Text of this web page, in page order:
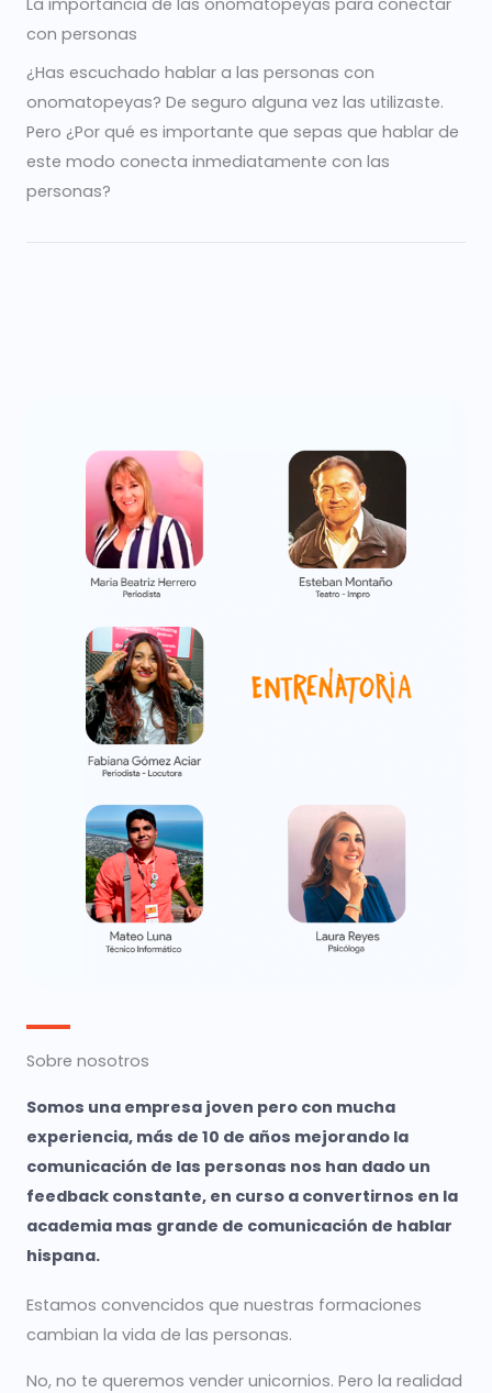
La importancia de las onomatopeyas para conectar
con personas
¿Has escuchado hablar a las personas con
onomatopeyas? De seguro alguna vez las utilizaste.
Pero ¿Por qué es importante que sepas que hablar de
este modo conecta inmediatamente con las
personas?
Sobre nosotros
Somos una empresa joven pero con mucha
experiencia, más de 10 de años mejorando la
comunicación de las personas nos han dado un
feedback constante, en curso a convertirnos en la
academia mas grande de comunicación de hablar
hispana.
Estamos convencidos que nuestras formaciones
cambian la vida de las personas.
No, no te queremos vender unicornios. Pero la realidad